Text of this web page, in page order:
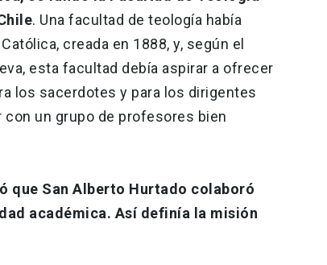
. Una facultad de teología había
creada en 1888, y, según el
esta facultad debía aspirar a ofrecer
los sacerdotes y para los dirigentes
un grupo de profesores bien
que San Alberto Hurtado colaboró
académica. Así definía la misión